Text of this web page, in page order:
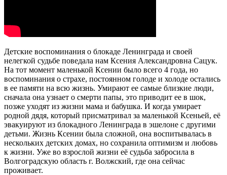
Детские воспоминания о блокаде Ленинграда и своей
нелегкой судьбе поведала нам Ксения Александровна Сацук.
На тот момент маленькой Ксении было всего 4 года, но
воспоминания о страхе, постоянном голоде и холоде остались
в ее памяти на всю жизнь. Умирают ее самые близкие люди,
сначала она узнает о смерти папы, это приводит ее в шок,
позже уходят из жизни мама и бабушка. И когда умирает
родной дядя, который присматривал за маленькой Ксеньей, её
эвакуируют из блокадного Ленинграда в эшелоне с другими
детьми. Жизнь Ксении была сложной, она воспитывалась в
нескольких детских домах, но сохранила оптимизм и любовь
к жизни. Уже во взрослой жизни её судьба забросила в
Волгоградскую область г. Волжский, где она сейчас
проживает.